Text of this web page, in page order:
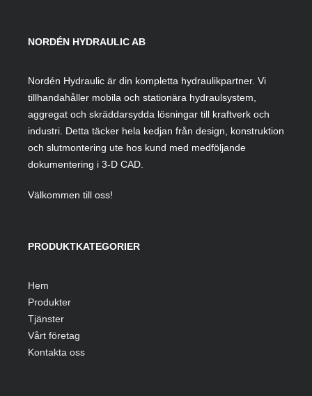
NORDÉN HYDRAULIC AB
Nordén Hydraulic är din kompletta hydraulikpartner. Vi
tillhandahåller mobila och stationära hydraulsystem,
aggregat och skräddarsydda lösningar till kraftverk och
industri. Detta täcker hela kedjan från design, konstruktion
och slutmontering ute hos kund med medföljande
dokumentering i 3-D CAD.
Välkommen till oss!
PRODUKTKATEGORIER
Hem
Produkter
Tjänster
Vårt företag
Kontakta oss